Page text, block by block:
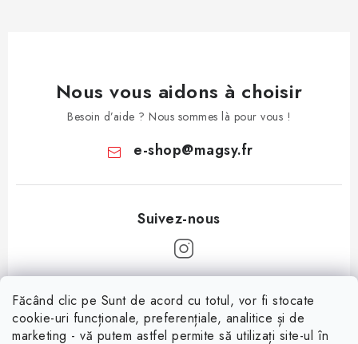
Făcând clic pe Sunt de acord cu totul, vor fi stocate
cookie-uri funcționale, preferențiale, analitice și de
marketing - vă putem astfel permite să utilizați site-ul în
Nous vous aidons à choisir
Besoin d’aide ? Nous sommes là pour vous !
e-shop@magsy.fr
Informații pentru tine